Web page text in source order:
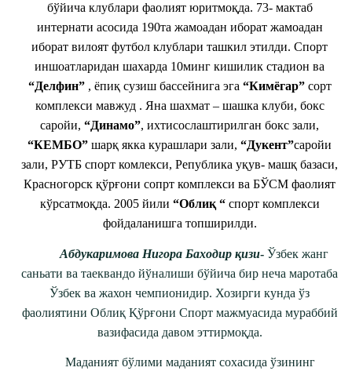
бўйича клублари фаолият юритмоқда. 73- мактаб
интернати асосида 190та жамоадан иборат жамоадан
иборат вилоят футбол клублари ташкил этилди. Спорт
иншоатларидан шахарда 10минг кишилик стадион ва
“Делфин”, ёпиқ сузиш бассейнига эга “Кимёгар”сорт
комплекси мавжуд . Яна шахмат – шашка клуби, бокс
саройи, “Динамо”, ихтисослаштирилган бокс зали,
“КЕМБО” шарқ якка курашлари зали, “Дукент”саройи
зали, РУТБ спорт комлекси, Република уқув- машқ базаси,
Красногорск қўрғони сопрт комплекси ва БЎСМ фаолият
кўрсатмоқда. 2005 йили “Облиқ “спорт комплекси
фойдаланишга топширилди.
Абдукаримова Нигора Баходир қизи- Ўзбек жанг
саньати ва таеквандо йўналиши бўйича бир неча маротаба
Ўзбек ва жахон чемпионидир. Хозирги кунда ўз
фаолиятини Облиқ Қўрғони Спорт мажмуасида мураббий
вазифасида давом эттирмоқда.
Маданият бўлими маданият сохасида ўзининг